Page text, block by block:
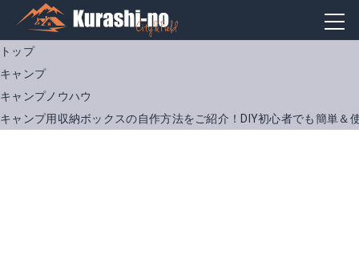
トップ
キャンプ
キャンプノウハウ
キャンプ用収納ボックスの自作方法をご紹介！DIY初心者でも簡単＆